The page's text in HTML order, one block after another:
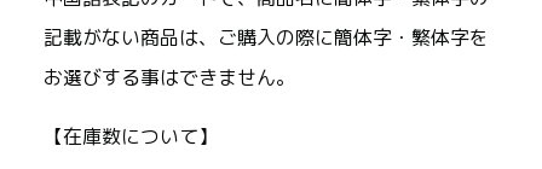
記載がない商品は、ご購入の際に簡体字・繁体字を
お選びする事はできません。
【在庫数について】